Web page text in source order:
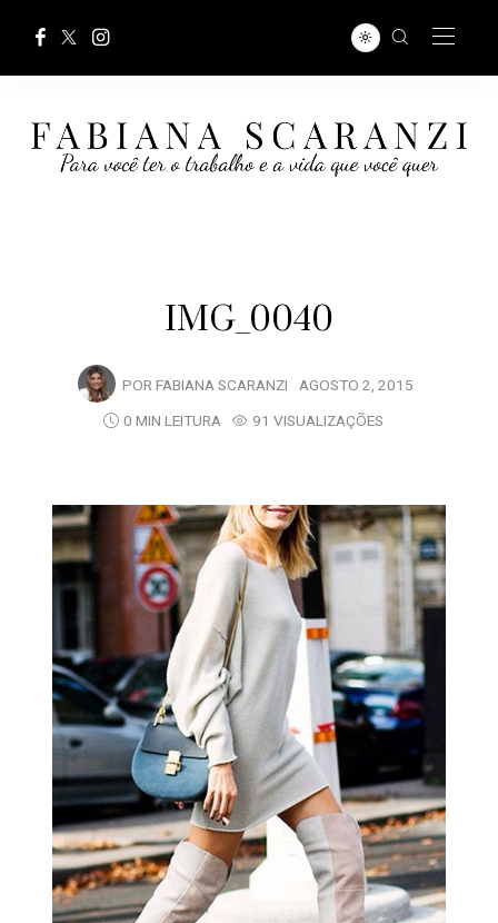
IMG_0040
POR FABIANA SCARANZI AGOSTO 2, 2015
0 MIN LEITURA
91 VISUALIZAÇÕES